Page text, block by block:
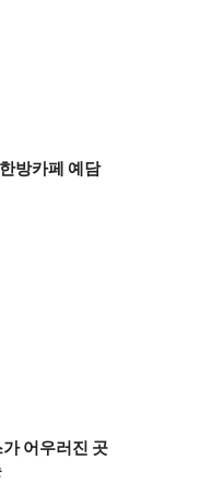
방카페 예담
어우러진 곳